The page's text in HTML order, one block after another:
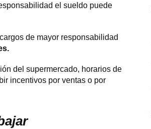
el sueldo puede
de mayor responsabilidad
del supermercado, horarios de
incentivos por ventas o por